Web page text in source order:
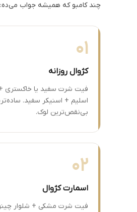
چند کامبو که همیشه جواب می‌ده:
01
کژوال روزانه
فیت شرت سفید یا خاکستری
اسلیم + اسنیکر سفید.
بی‌نقص‌ترین لوک.
02
اسمارت کژوال
فیت شرت مشکی + شلوار